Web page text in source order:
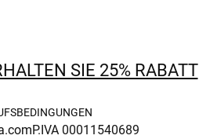
SIE 25% RABATT
P.IVA 00011540689